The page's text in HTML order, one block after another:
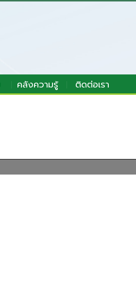
คลังความรู้ ติดต่อเรา